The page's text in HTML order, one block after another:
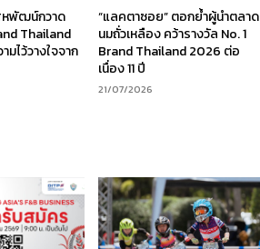
หพัฒน์กวาด
Thailand
ไว้วางใจจาก
“แลคตาซอย” ตอกย้ำผู้นำตลาด
นมถั่วเหลือง คว้ารางวัล No. 1
Brand Thailand 2026 ต่อ
เนื่อง 11 ปี
21/07/2026